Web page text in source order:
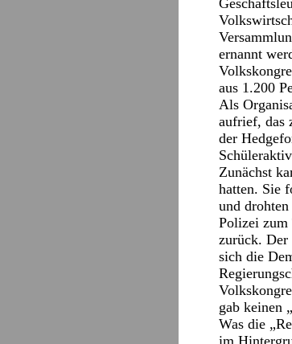
ernannt
aus 1.200
Als
aufrief, das
der
Zunächst
hatten. Sie
und
Polizei zum
zurück. Der
sich die
gab keinen
Was die
im